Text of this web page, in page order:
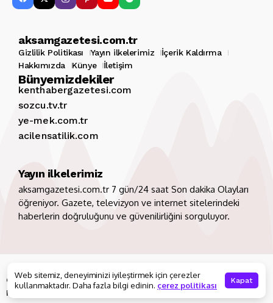
aksamgazetesi.com.tr
Gizlilik Politikası Yayın ilkelerimiz
İçerik Kaldırma
Hakkımızda
Künye İletişim
Bünyemizdekiler
kenthabergazetesi.com
sozcu.tv.tr
ye-mek.com.tr
acilensatilik.com
Yayın ilkelerimiz
aksamgazetesi.com.tr 7 gün/24 saat Son dakika Olayları
öğreniyor. Gazete, televizyon ve internet sitelerindeki
haberlerin doğruluğunu ve güvenilirliğini sorguluyor.
Gizlilik Politikası Yayın ilkelerimiz
İçerik Kaldırma
Hakkımızda
Web sitemiz, deneyiminizi iyileştirmek için çerezler
kullanmaktadır. Daha fazla bilgi edinin. çerez politikası Kapat